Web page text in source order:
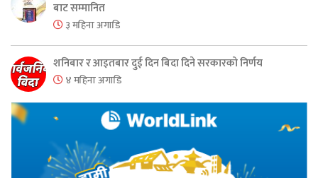
बाट सम्मानित
३ महिना अगाडि
शनिबार र आइतबार दुई दिन बिदा दिने सरकारको निर्णय
४ महिना अगाडि